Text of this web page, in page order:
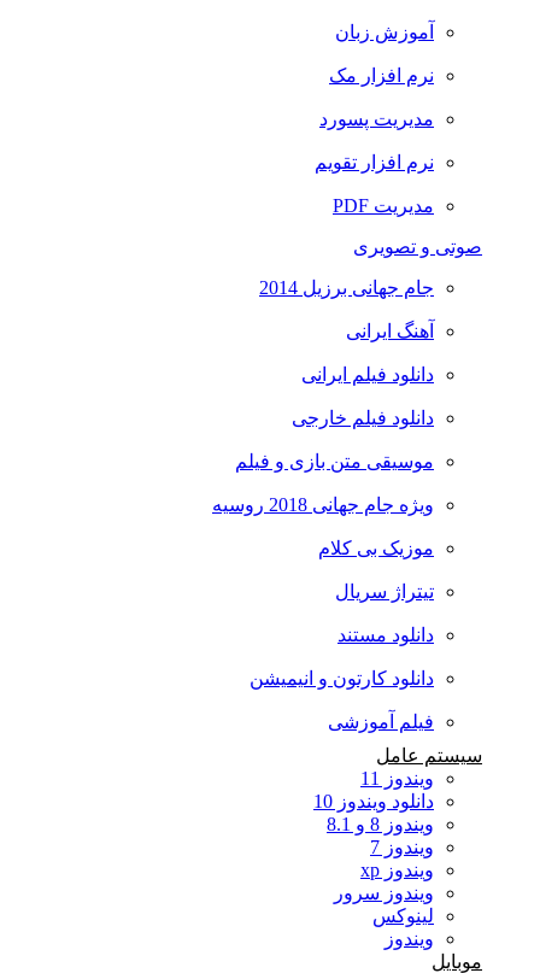
آموزش زبان
نرم افزار مک
مدیریت پسورد
نرم افزار تقویم
مدیریت PDF
صوتی و تصویری
جام جهانی برزیل 2014
آهنگ ایرانی
دانلود فیلم ایرانی
دانلود فیلم خارجی
موسیقی متن بازی و فیلم
ویژه جام جهانی 2018 روسیه
موزیک بی کلام
تیتراژ سریال
دانلود مستند
دانلود کارتون و انیمیشن
فیلم آموزشی
سیستم عامل
ویندوز 11
دانلود ویندوز 10
ویندوز 8 و 8.1
ویندوز 7
ویندوز xp
ویندوز سرور
لینوکس
ویندوز
موبایل